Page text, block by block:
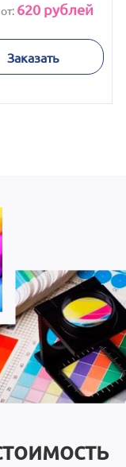
620 рублей
Заказать